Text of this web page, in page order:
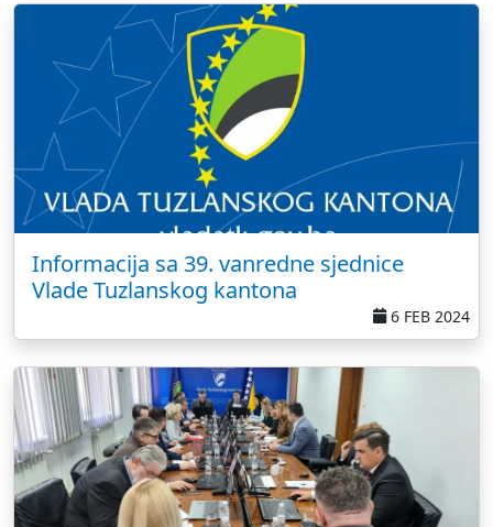
Informacija sa 39. vanredne sjednice
Vlade Tuzlanskog kantona
6 FEB 2024